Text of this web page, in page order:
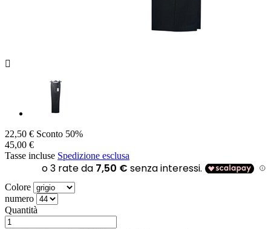

22,50 € Sconto 50%
45,00 €
Tasse incluse Spedizione esclusa
Colore
numero
Quantità